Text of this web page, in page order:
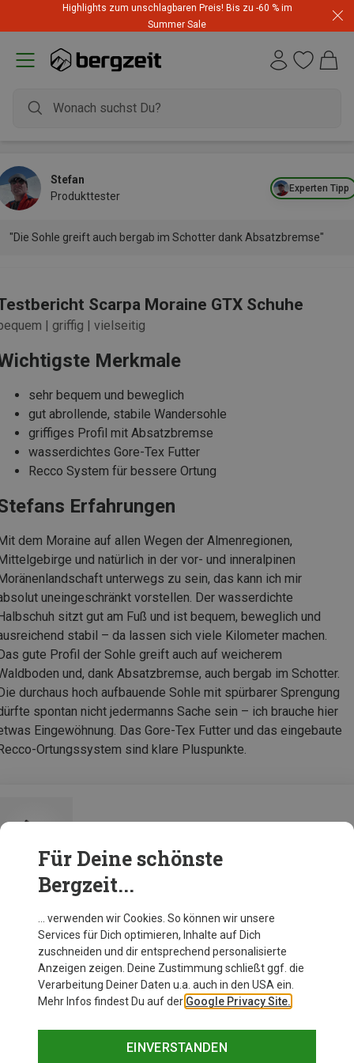
Highlights zum unschlagbaren Preis! Bis zu -60 % im
Summer Sale
Experten Tipp
Stefan
Produkttester
"Die Sohle greift auch bergab im Schotter dank Absatzbremse"
Scarpa Moraine GTX Schuhe
| griffig | vielseitig
Merkmale
sehr bequem und beweglich
gut abrollende, stabile Wandersohle
griffiges Profil mit Absatzbremse
wasserdichtes Gore-Tex Futter
Recco System für bessere Ortung
Erfahrungen
dem Moraine auf allen Wegen der Almenregionen,
und natürlich in der vor- und inneralpinen
unterwegs zu sein, das kann ich mir
uneingeschränkt vorstellen. Der wasserdichte
sitzt gut am Fuß und ist bequem, beweglich und
stabil – da lassen sich viele Kilometer machen.
gute Profil der Sohle greift auch auf weicherem
und, dank Absatzbremse, auch bergab im Schotter.
durchaus hoch aufbauende Sohle mit spürbarer Sprengung
spontan nicht jedermanns Sache sein – ich brauche hier
Eingewöhnung. Das Gore-Tex Futter und das eingebaute
Ortungssystem sind klare Pluspunkte.
Zur Produktseite
Für Deine schönste
Bergzeit...
… verwenden wir Cookies. So können wir unsere
Services für Dich optimieren, Inhalte auf Dich
zuschneiden und dir entsprechend personalisierte
Anzeigen zeigen. Deine Zustimmung schließt ggf. die
Verarbeitung Deiner Daten u.a. auch in den USA ein.
Mehr Infos findest Du auf der Google Privacy Site.
EINVERSTANDEN